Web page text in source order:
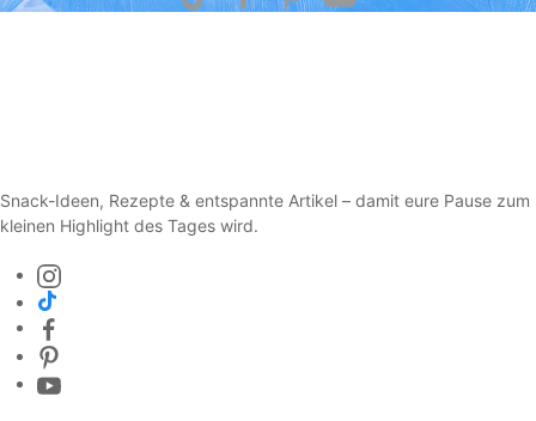
Snack-Ideen, Rezepte & entspannte Artikel – damit eure Pause zum
kleinen Highlight des Tages wird.